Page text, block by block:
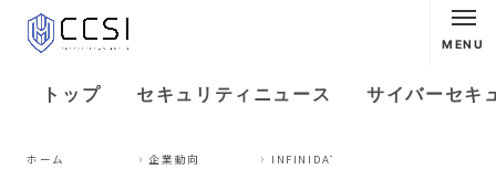
MENU
トップ セキュリティニュース サイバーセキ
ホーム 企業動向